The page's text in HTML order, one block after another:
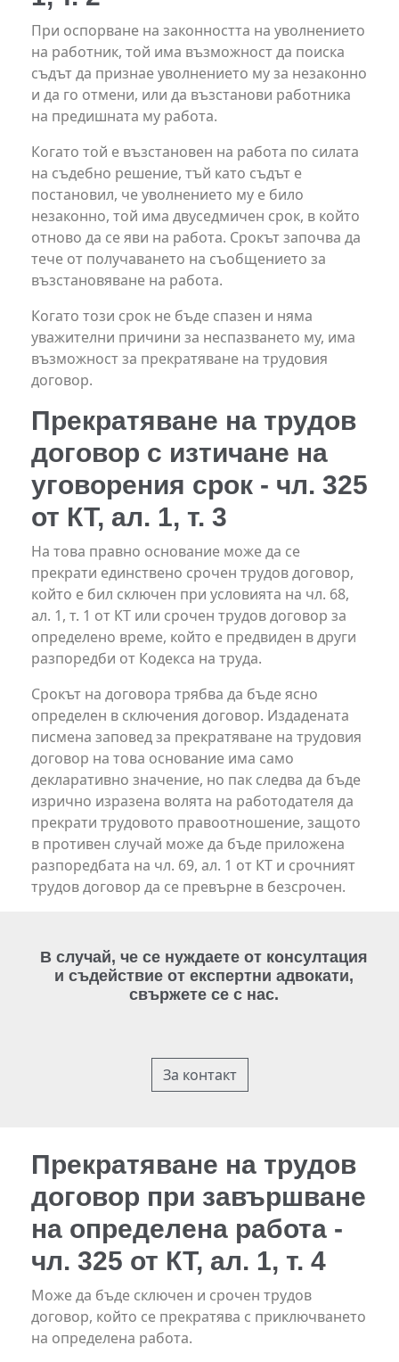
При оспорване на законността на уволнението
на работник, той има възможност да поиска
съдът да признае уволнението му за незаконно
и да го отмени, или да възстанови работника
на предишната му работа.
Когато той е възстановен на работа по силата
на съдебно решение, тъй като съдът е
постановил, че уволнението му е било
незаконно, той има двуседмичен срок, в който
отново да се яви на работа. Срокът започва да
тече от получаването на съобщението за
възстановяване на работа.
Когато този срок не бъде спазен и няма
уважителни причини за неспазването му, има
възможност за прекратяване на трудовия
договор.
Прекратяване на трудов
договор с изтичане на
уговорения срок - чл. 325
от КТ, ал. 1, т. 3
На това правно основание може да се
прекрати единствено срочен трудов договор,
който е бил сключен при условията на чл. 68,
ал. 1, т. 1 от КТ или срочен трудов договор за
определено време, който е предвиден в други
разпоредби от Кодекса на труда.
Срокът на договора трябва да бъде ясно
определен в сключения договор. Издадената
писмена заповед за прекратяване на трудовия
договор на това основание има само
декларативно значение, но пак следва да бъде
изрично изразена волята на работодателя да
прекрати трудовото правоотношение, защото
в противен случай може да бъде приложена
разпоредбата на чл. 69, ал. 1 от КТ и срочният
трудов договор да се превърне в безсрочен.
В случай, че се нуждаете от консултация
и съдействие от експертни адвокати,
свържете се с нас.
За контакт
Прекратяване на трудов
договор при завършване
на определена работа -
чл. 325 от КТ, ал. 1, т. 4
Може да бъде сключен и срочен трудов
договор, който се прекратява с приключването
на определена работа.